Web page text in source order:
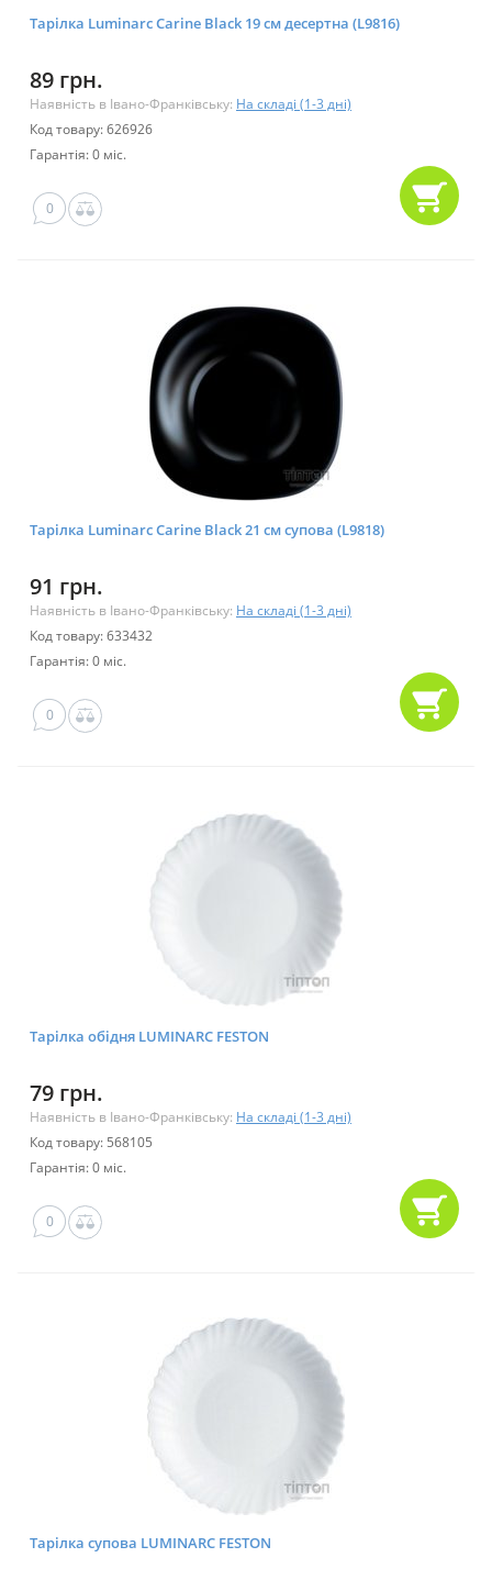
Тарілка Luminarc Carine Black 19 см десертна (L9816)
89 грн.
Наявність в Івано-Франківську: На складі (1-3 дні)
Код товару: 626926
Гарантія: 0 міс.
0
Тарілка Luminarc Carine Black 21 см супова (L9818)
91 грн.
Наявність в Івано-Франківську: На складі (1-3 дні)
Код товару: 633432
Гарантія: 0 міс.
0
Тарілка обідня LUMINARC FESTON
79 грн.
Наявність в Івано-Франківську: На складі (1-3 дні)
Код товару: 568105
Гарантія: 0 міс.
0
Тарілка супова LUMINARC FESTON